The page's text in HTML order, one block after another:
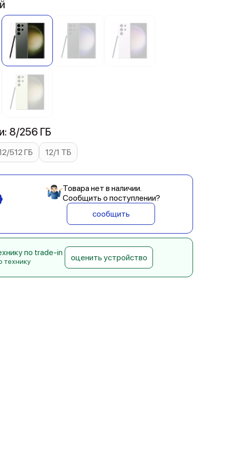
8/256 ГБ
512 ГБ 12/1 ТБ
Товара нет в наличии.
Сообщить о поступлении?
сообщить
по trade-in
технику оценить устройство